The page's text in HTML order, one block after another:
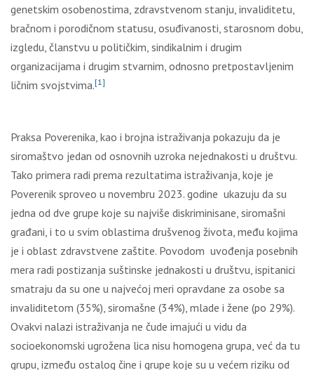
genetskim osobenostima, zdravstvenom stanju, invaliditetu,
bračnom i porodičnom statusu, osuđivanosti, starosnom dobu,
izgledu, članstvu u političkim, sindikalnim i drugim
organizacijama i drugim stvarnim, odnosno pretpostavljenim
ličnim svojstvima.[1]
Praksa Poverenika, kao i brojna istraživanja pokazuju da je
siromaštvo jedan od osnovnih uzroka nejednakosti u društvu.
Tako primera radi prema rezultatima istraživanja, koje je
Poverenik sproveo u novembru 2023. godine ukazuju da su
jedna od dve grupe koje su najviše diskriminisane, siromašni
građani, i to u svim oblastima drušvenog života, među kojima
je i oblast zdravstvene zaštite. Povodom uvođenja posebnih
mera radi postizanja suštinske jednakosti u društvu, ispitanici
smatraju da su one u najvećoj meri opravdane za osobe sa
invaliditetom (35%), siromašne (34%), mlade i žene (po 29%).
Ovakvi nalazi istraživanja ne čude imajući u vidu da
socioekonomski ugrožena lica nisu homogena grupa, već da tu
grupu, između ostalog čine i grupe koje su u većem riziku od